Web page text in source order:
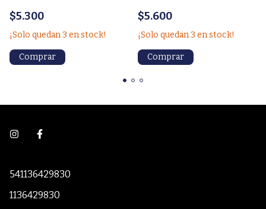
$5.300
¡Solo quedan3 en stock!
$5.600
¡Solo quedan3 en stock!
541136429830
1136429830